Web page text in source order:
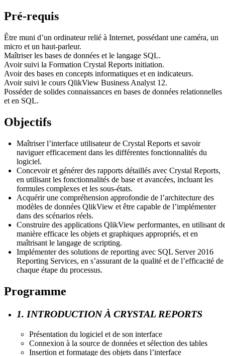
Pré-requis
Être muni d’un ordinateur relié à Internet, possédant une caméra, un
micro et un haut-parleur.
Maîtriser les bases de données et le langage SQL.
Avoir suivi la Formation Crystal Reports initiation.
Avoir des bases en concepts informatiques et en indicateurs.
Avoir suivi le cours QlikView Business Analyst 12.
Posséder de solides connaissances en bases de données relationnelles
et en SQL.
Objectifs
Maîtriser l’interface utilisateur de Crystal Reports et savoir
naviguer efficacement dans les différentes fonctionnalités du
logiciel.
Concevoir et générer des rapports détaillés avec Crystal Reports,
en utilisant les fonctionnalités de base et avancées, incluant les
formules complexes et les sous-états.
Acquérir une compréhension approfondie de l’architecture des
modèles de données QlikView et être capable de l’implémenter
dans des scénarios réels.
Construire des applications QlikView performantes, en utilisant
manière efficace les objets et graphiques appropriés, et en
maîtrisant le langage de scripting.
Implémenter des solutions de reporting avec SQL Server 2016
Reporting Services, en s’assurant de la qualité et de l’efficacité de
chaque étape du processus.
Programme
1. INTRODUCTION À CRYSTAL REPORTS
Présentation du logiciel et de son interface
Connexion à la source de données et sélection des tables
Insertion et formatage des objets dans l’interface